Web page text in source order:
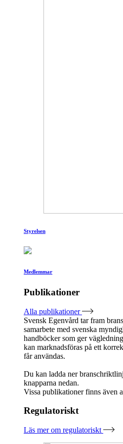
Styrelsen
Medlemmar
Publikationer
Alla publikationer
Svensk Egenvård tar fram
samarbete med svenska
handböcker som ger
kan marknadsföras på ett
får användas.
Du kan ladda ner
knapparna nedan.
Vissa publikationer finns även
Regulatoriskt
Läs mer om regulatoriskt